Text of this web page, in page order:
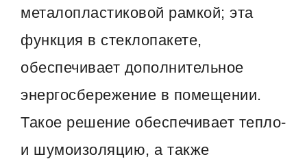
металопластиковой рамкой; эта
функция в стеклопакете,
обеспечивает дополнительное
энергосбережение в помещении.
Такое решение обеспечивает тепло-
и шумоизоляцию, а также